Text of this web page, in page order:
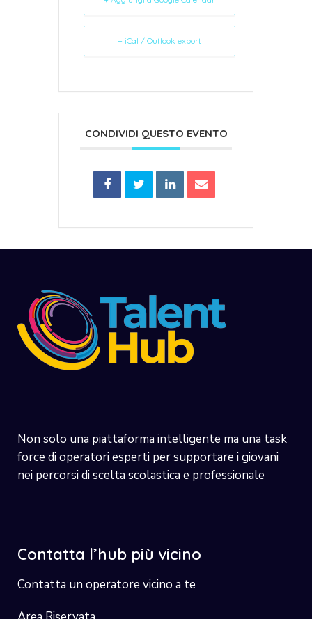
+ iCal / Outlook export
CONDIVIDI QUESTO EVENTO
Non solo una piattaforma intelligente ma una task
force di operatori esperti per supportare i giovani
nei percorsi di scelta scolastica e professionale
Contatta l’hub più vicino
Contatta un operatore vicino a te